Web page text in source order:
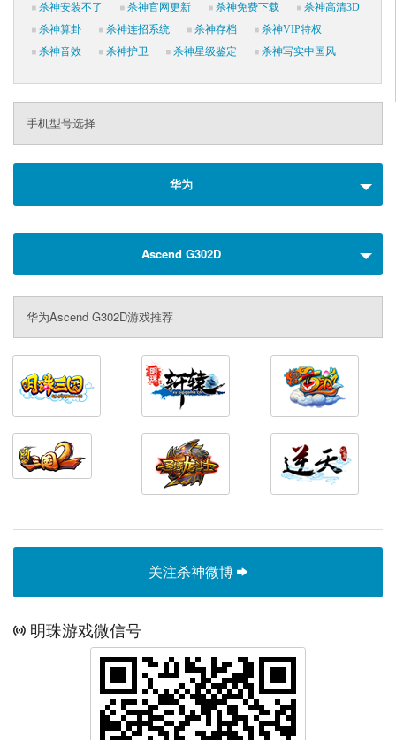
杀神安装不了
杀神官网更新 杀神免费下载
杀神高清3D
杀神算卦
杀神连招系统 杀神存档
杀神VIP特权
杀神音效
杀神护卫 杀神星级鉴定 杀神写实中国风
手机型号选择
华为
Ascend G302D
华为Ascend G302D游戏推荐
关注杀神微博
明珠游戏微信号